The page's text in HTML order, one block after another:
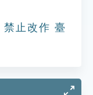
止改作 臺